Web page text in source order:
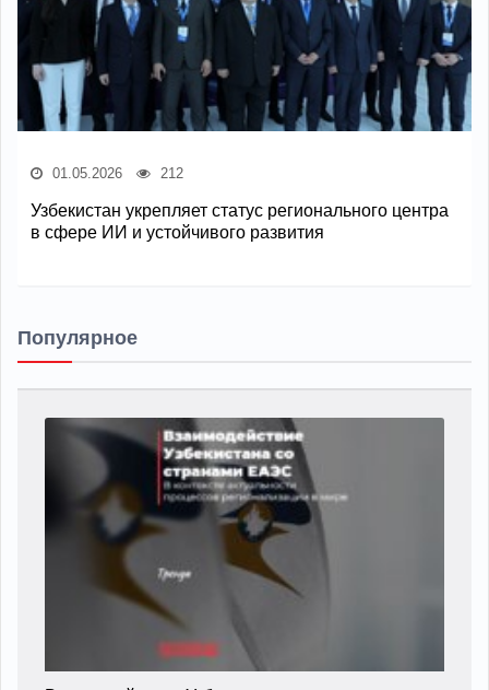
01.05.2026 212
Узбекистан укрепляет статус регионального центра
в сфере ИИ и устойчивого развития
Популярное